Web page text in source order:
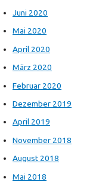
Juni 2020
Mai 2020
April 2020
März 2020
Februar 2020
Dezember 2019
April 2019
November 2018
August 2018
Mai 2018